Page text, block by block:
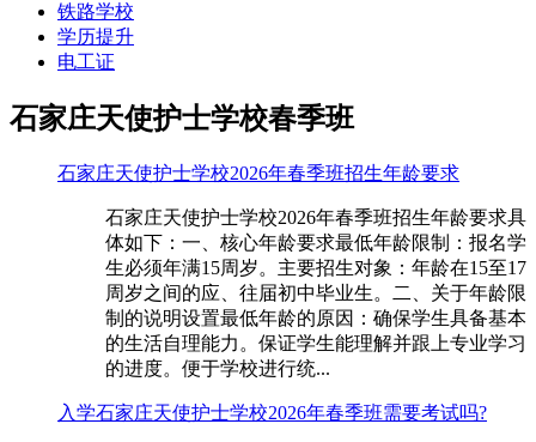
铁路学校
学历提升
电工证
石家庄天使护士学校春季班
石家庄天使护士学校2026年春季班招生年龄要求
石家庄天使护士学校2026年春季班招生年龄要求具
体如下：一、核心年龄要求最低年龄限制：报名学
生必须年满15周岁。主要招生对象：年龄在15至17
周岁之间的应、往届初中毕业生。二、关于年龄限
制的说明设置最低年龄的原因：确保学生具备基本
的生活自理能力。保证学生能理解并跟上专业学习
的进度。便于学校进行统...
入学石家庄天使护士学校2026年春季班需要考试吗?